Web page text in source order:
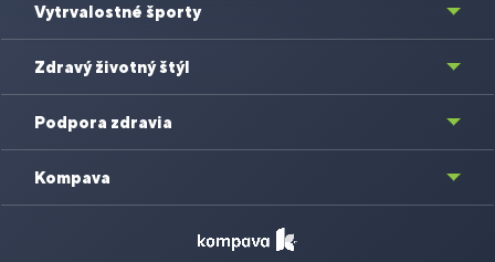
Vytrvalostné športy
Zdravý životný štýl
Podpora zdravia
Kompava